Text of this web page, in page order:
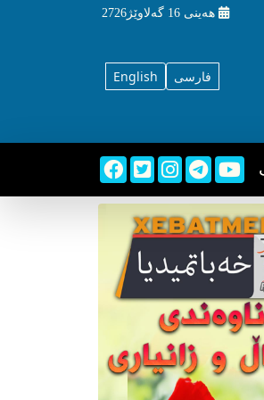
هه‌ینی 16 گه‌لاوێژ2726
English فارسی